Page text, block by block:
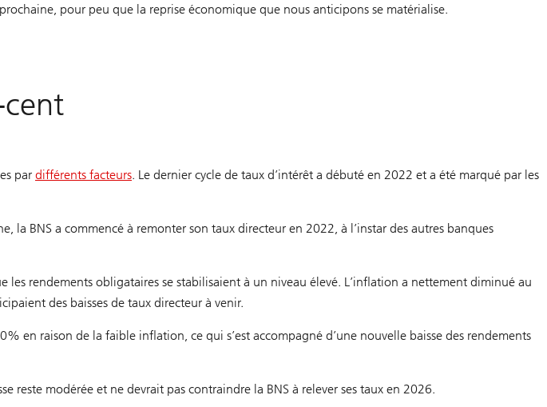
pour peu que la reprise économique que nous anticipons se matérialise.
par différents facteurs. Le dernier cycle de taux d’intérêt a débuté en 2022 et a été marqué par les
la BNS a commencé à remonter son taux directeur en 2022, à l’instar des autres banques
rendements obligataires se stabilisaient à un niveau élevé. L’inflation a nettement diminué au
des baisses de taux directeur à venir.
en raison de la faible inflation, ce qui s’est accompagné d’une nouvelle baisse des rendements
reste modérée et ne devrait pas contraindre la BNS à relever ses taux en 2026.